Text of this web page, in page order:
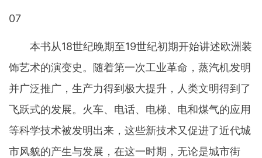
07
本书从18世纪晚期至19世纪初期开始讲述欧洲装
饰艺术的演变史。随着第一次工业革命，蒸汽机发明
并广泛推广，生产力得到极大提升，人类文明得到了
飞跃式的发展。火车、电话、电梯、电和煤气的应用
等科学技术被发明出来，这些新技术又促进了近代城
市风貌的产生与发展，在这一时期，无论是城市街